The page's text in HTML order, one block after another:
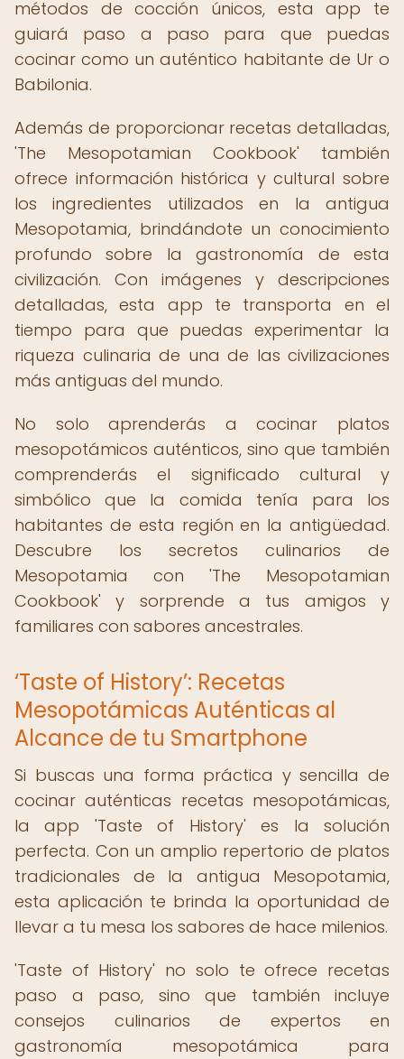
métodos de cocción únicos, esta app te
guiará paso a paso para que puedas
cocinar como un auténtico habitante de Ur o
Babilonia.
Además de proporcionar recetas detalladas,
'The Mesopotamian Cookbook' también
ofrece información histórica y cultural sobre
los ingredientes utilizados en la antigua
Mesopotamia, brindándote un conocimiento
profundo sobre la gastronomía de esta
civilización. Con imágenes y descripciones
detalladas, esta app te transporta en el
tiempo para que puedas experimentar la
riqueza culinaria de una de las civilizaciones
más antiguas del mundo.
No solo aprenderás a cocinar platos
mesopotámicos auténticos, sino que también
comprenderás el significado cultural y
simbólico que la comida tenía para los
habitantes de esta región en la antigüedad.
Descubre los secretos culinarios de
Mesopotamia con 'The Mesopotamian
Cookbook' y sorprende a tus amigos y
familiares con sabores ancestrales.
‘Taste of History’: Recetas
Mesopotámicas Auténticas al
Alcance de tu Smartphone
Si buscas una forma práctica y sencilla de
cocinar auténticas recetas mesopotámicas,
la app 'Taste of History' es la solución
perfecta. Con un amplio repertorio de platos
tradicionales de la antigua Mesopotamia,
esta aplicación te brinda la oportunidad de
llevar a tu mesa los sabores de hace milenios.
'Taste of History' no solo te ofrece recetas
paso a paso, sino que también incluye
consejos culinarios de expertos en
gastronomía mesopotámica para